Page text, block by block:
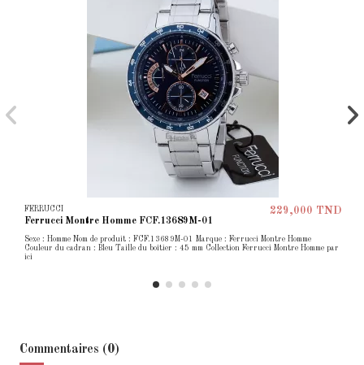
FERRUCCI
Ferrucci Montre Homme FCF.13689M-01
229,000 TND
Sexe : Homme Nom de produit : FCF.13689M-01 Marque : Ferrucci Montre Homme
Couleur du cadran : Bleu Taille du boîtier : 45 mm Collection Ferrucci Montre Homme par
ici
Commentaires (0)